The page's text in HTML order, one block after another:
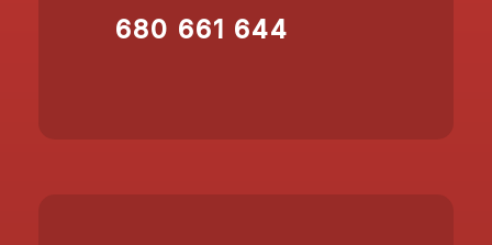
680 661 644